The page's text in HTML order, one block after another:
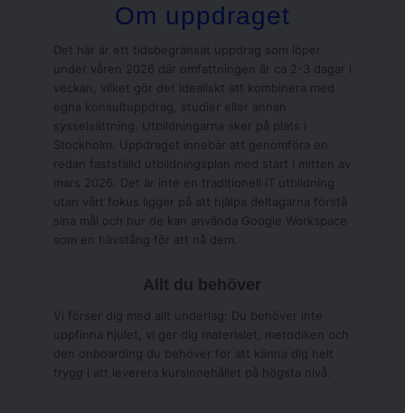
Om uppdraget
Det här är ett tidsbegränsat uppdrag som löper
under våren 2026 där omfattningen är ca 2-3 dagar i
veckan, vilket gör det idealiskt att kombinera med
egna konsultuppdrag, studier eller annan
sysselsättning. Utbildningarna sker på plats i
Stockholm. Uppdraget innebär att genomföra en
redan fastställd utbildningsplan med start i mitten av
mars 2026. Det är inte en traditionell IT utbildning
utan vårt fokus ligger på att hjälpa deltagarna förstå
sina mål och hur de kan använda Google Workspace
som en hävstång för att nå dem.
Allt du behöver
Vi förser dig med allt underlag: Du behöver inte
uppfinna hjulet, vi ger dig materialet, metodiken och
den onboarding du behöver för att känna dig helt
trygg i att leverera kursinnehållet på högsta nivå.